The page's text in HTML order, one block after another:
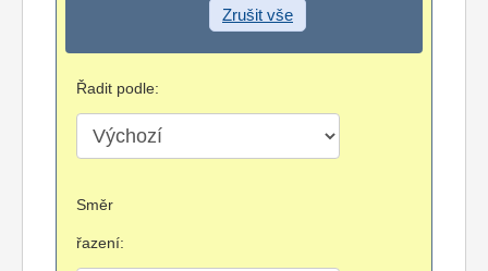
Zrušit vše
Řadit podle:
Směr
řazení: